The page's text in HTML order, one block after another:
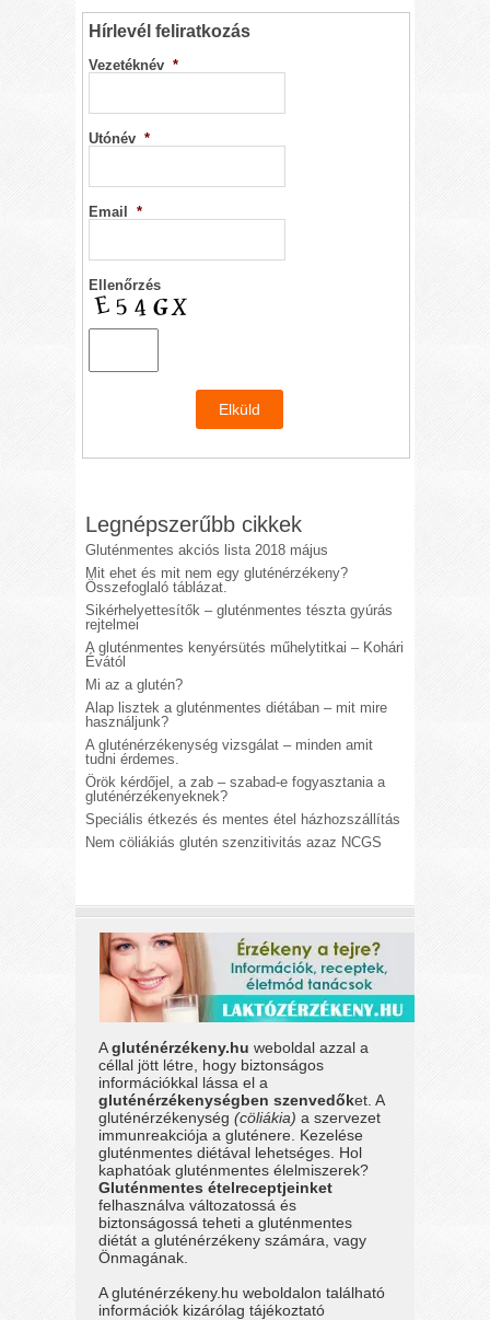
Hírlevél feliratkozás
Vezetéknév *
Utónév *
Email *
Ellenőrzés
Legnépszerűbb cikkek
Gluténmentes akciós lista 2018 május
Mit ehet és mit nem egy gluténérzékeny?
Összefoglaló táblázat.
Sikérhelyettesítők – gluténmentes tészta gyúrás
rejtelmei
A gluténmentes kenyérsütés műhelytitkai – Kohári
Évától
Mi az a glutén?
Alap lisztek a gluténmentes diétában – mit mire
használjunk?
A gluténérzékenység vizsgálat – minden amit
tudni érdemes.
Örök kérdőjel, a zab – szabad-e fogyasztania a
gluténérzékenyeknek?
Speciális étkezés és mentes étel házhozszállítás
Nem cöliákiás glutén szenzitivitás azaz NCGS
Agluténérzékeny.hu weboldal azzal a
céllal jött létre, hogy biztonságos
információkkal lássa el a
gluténérzékenységben szenvedőket. A
gluténérzékenység(cöliákia) a szervezet
immunreakciója a gluténere. Kezelése
gluténmentes diétával lehetséges. Hol
kaphatóak gluténmentes élelmiszerek?
Gluténmentes ételreceptjeinket
felhasználva változatossá és
biztonságossá teheti a gluténmentes
diétát a gluténérzékeny számára, vagy
Önmagának.
A gluténérzékeny.hu weboldalon található
információk kizárólag tájékoztató